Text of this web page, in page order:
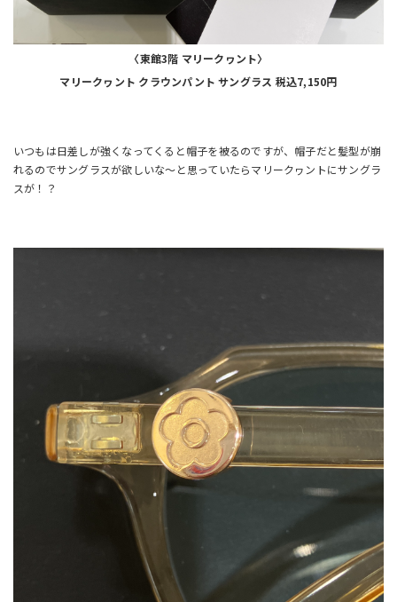
〈東館3階 マリークヮント〉
マリークヮント クラウンパント サングラス 税込7,150円
いつもは日差しが強くなってくると帽子を被るのですが、帽子だと髪型が崩
れるのでサングラスが欲しいな～と思っていたらマリークヮントにサングラ
スが！？